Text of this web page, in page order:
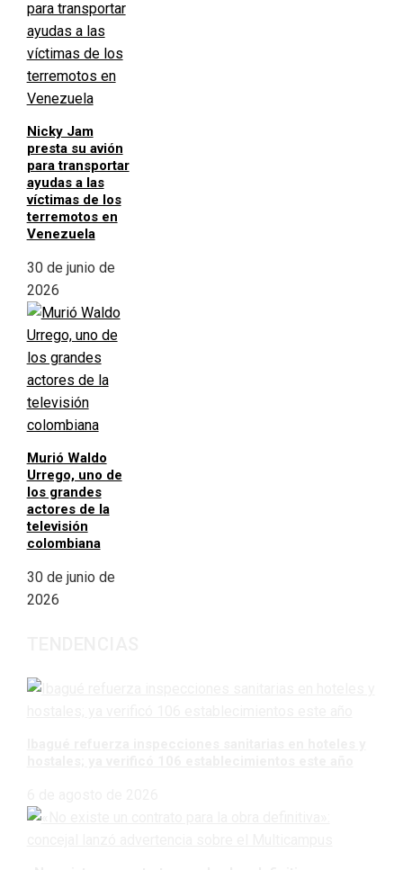
Nicky Jam
presta su avión
para transportar
ayudas a las
víctimas de los
terremotos en
Venezuela
30 de junio de
2026
Murió Waldo
Urrego, uno de
los grandes
actores de la
televisión
colombiana
30 de junio de
2026